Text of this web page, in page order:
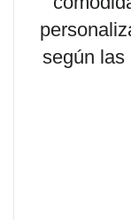
según las